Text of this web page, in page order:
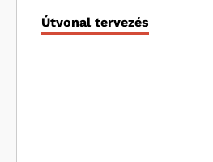
Útvonal tervezés